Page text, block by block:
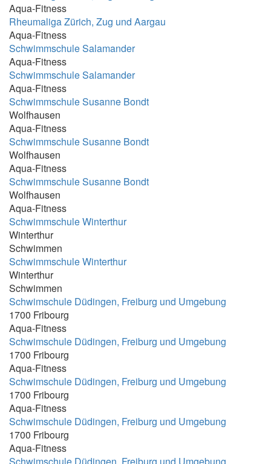
18:00h / 19:00h / 20:00h
18:10 - 18:50
18:15 - 18.55
18:15 - 18:45 Uhr
18:15 - 19:00
18:15 - 19:15
18:15-18.55
18:15-18:55
18:25-19:10
18:30 - 19:00
18:30 - 19:00 Uhr
18:30 - 19:10
18:30 - 19:15
18:30 - 20:00
18:30-19:00
18:30-19:30
18:30-20:00
18:40 - 19:25
18:40-19:25 und 19:30-20:15
18:45 - 19:15 Uhr
18:45 - 19:25
18:45 - 19:30
18:50-19:30
19.00 - 19.40
Aqua-Fitness
Rheumaliga Zürich, Zug und Aargau
Aqua-Fitness
Schwimmschule Salamander
Aqua-Fitness
Schwimmschule Salamander
Aqua-Fitness
Schwimmschule Susanne Bondt
Wolfhausen
Aqua-Fitness
Schwimmschule Susanne Bondt
Wolfhausen
Aqua-Fitness
Schwimmschule Susanne Bondt
Wolfhausen
Aqua-Fitness
Schwimmschule Winterthur
Winterthur
Schwimmen
Schwimmschule Winterthur
Winterthur
Schwimmen
Schwimschule Düdingen, Freiburg und Umgebung
1700 Fribourg
Aqua-Fitness
Schwimschule Düdingen, Freiburg und Umgebung
1700 Fribourg
Aqua-Fitness
Schwimschule Düdingen, Freiburg und Umgebung
1700 Fribourg
Aqua-Fitness
Schwimschule Düdingen, Freiburg und Umgebung
1700 Fribourg
Aqua-Fitness
Schwimschule Düdingen, Freiburg und Umgebung